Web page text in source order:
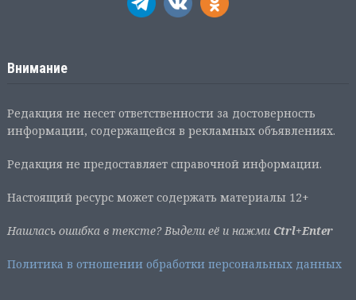
Внимание
Редакция не несет ответственности за достоверность
информации, содержащейся в рекламных объявлениях.
Редакция не предоставляет справочной информации.
Настоящий ресурс может содержать материалы 12+
Нашлась ошибка в тексте? Выдели её и нажми Ctrl+Enter
Политика в отношении обработки персональных данных